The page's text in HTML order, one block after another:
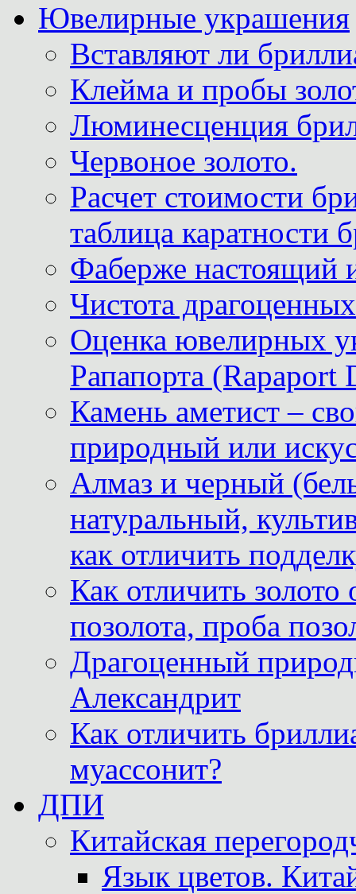
Ювелирные украшения
Вставляют ли
Клейма и пробы
Люминесценция
Червоное золото.
Расчет стоимости
таблица каратности
Фаберже настоящий
Чистота
Оценка ювелирных
Рапапорта (Rapaport
Камень аметист –
природный или
Алмаз и черный
натуральный,
как отличить
Как отличить
позолота, проба
Драгоценный
Александрит
Как отличить
муассонит?
ДПИ
Китайская
Язык цветов.